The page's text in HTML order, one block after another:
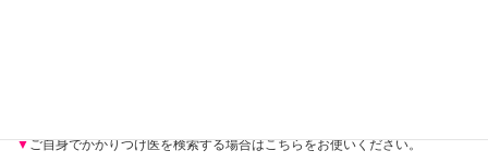
▼ご自身でかかりつけ医を検索する場合はこちらをお使いください。